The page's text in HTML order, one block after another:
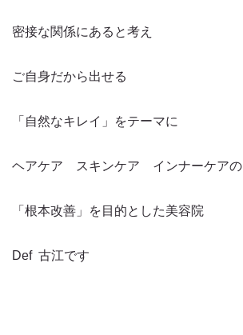
密接な関係にあると考え
ご自身だから出せる
「自然なキレイ」をテーマに
ヘアケア スキンケア インナーケアの
「根本改善」を目的とした美容院
Def 古江です